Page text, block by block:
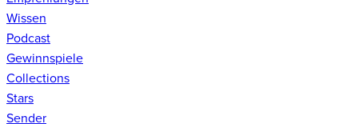
Wissen
Podcast
Gewinnspiele
Collections
Stars
Sender